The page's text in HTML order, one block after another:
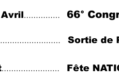
............... 66°
Sortie de
........................ Fête